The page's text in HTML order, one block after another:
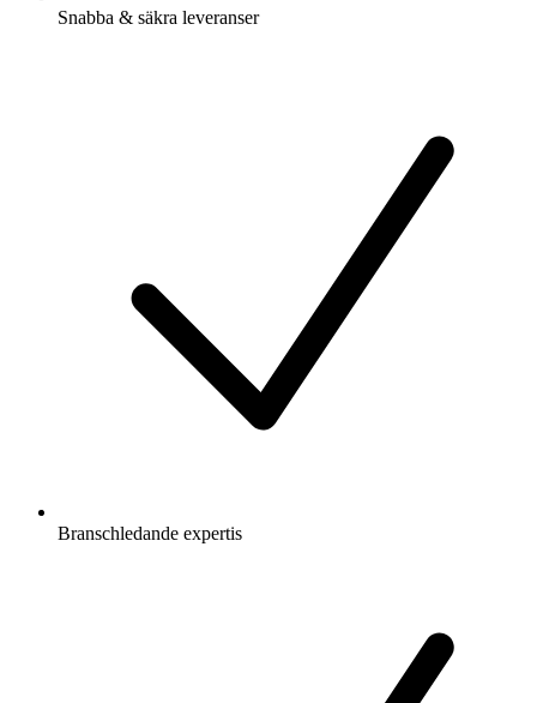
Snabba & säkra leveranser
Branschledande expertis